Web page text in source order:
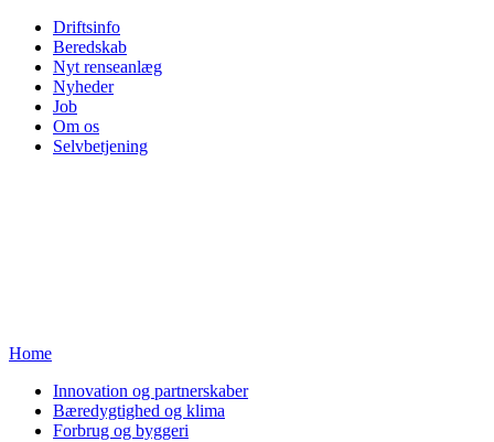
Driftsinfo
Beredskab
Nyt renseanlæg
Nyheder
Job
Om os
Selvbetjening
Home
Innovation og partnerskaber
Bæredygtighed og klima
Forbrug og byggeri